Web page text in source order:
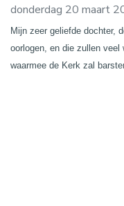
donderdag 20 maart
Mijn zeer geliefde dochter,
oorlogen, en die zullen veel
waarmee de Kerk zal